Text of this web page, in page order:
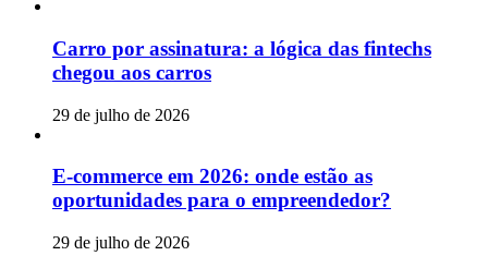
Carro por assinatura: a lógica das fintechs
chegou aos carros
29 de julho de 2026
E-commerce em 2026: onde estão as
oportunidades para o empreendedor?
29 de julho de 2026